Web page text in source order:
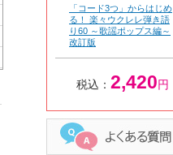
「コード3つ」からはじめ
る！ 楽々ウクレレ弾き語
り60 ～歌謡ポップス編～
改訂版
税込： 2,420円